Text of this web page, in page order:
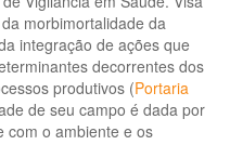
morbimortalidade da
integração de ações que
decorrentes dos
produtivos (Portaria
de seu campo é dada por
com o ambiente e os